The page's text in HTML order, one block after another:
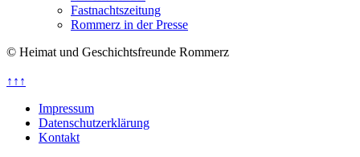
Fastnachtszeitung
Rommerz in der Presse
© Heimat und Geschichtsfreunde Rommerz
↑↑↑
Impressum
Datenschutzerklärung
Kontakt